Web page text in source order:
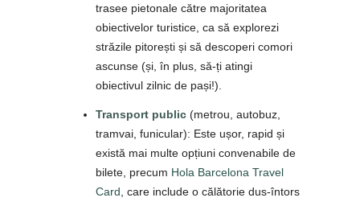
trasee pietonale către majoritatea
obiectivelor turistice, ca să explorezi
străzile pitorești și să descoperi comori
ascunse (și, în plus, să-ți atingi
obiectivul zilnic de pași!).
Transport public (metrou, autobuz,
tramvai, funicular): Este ușor, rapid și
există mai multe opțiuni convenabile de
bilete, precum Hola Barcelona Travel
Card , care include o călătorie dus-întors